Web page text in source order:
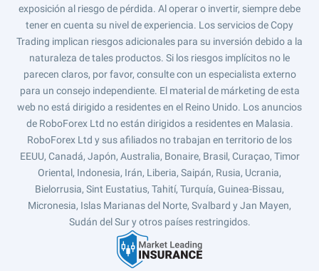
exposición al riesgo de pérdida. Al operar o invertir, siempre debe
tener en cuenta su nivel de experiencia. Los servicios de Copy
Trading implican riesgos adicionales para su inversión debido a la
naturaleza de tales productos. Si los riesgos implícitos no le
parecen claros, por favor, consulte con un especialista externo
para un consejo independiente. El material de márketing de esta
web no está dirigido a residentes en el Reino Unido. Los anuncios
de RoboForex Ltd no están dirigidos a residentes en Malasia.
RoboForex Ltd y sus afiliados no trabajan en territorio de los
EEUU, Canadá, Japón, Australia, Bonaire, Brasil, Curaçao, Timor
Oriental, Indonesia, Irán, Liberia, Saipán, Rusia, Ucrania,
Bielorrusia, Sint Eustatius, Tahití, Turquía, Guinea-Bissau,
Micronesia, Islas Marianas del Norte, Svalbard y Jan Mayen,
Sudán del Sur y otros países restringidos.